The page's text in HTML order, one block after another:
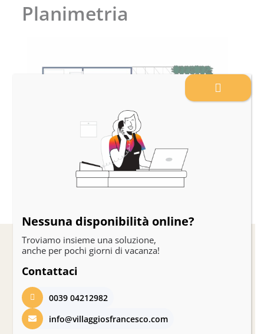
Planimetria
Gli altri ospiti hanno
Nessuna disponibilità online?
Troviamo insieme una soluzione,
anche per pochi giorni di vacanza!
Contattaci
0039 04212982
info@villaggiosfrancesco.com